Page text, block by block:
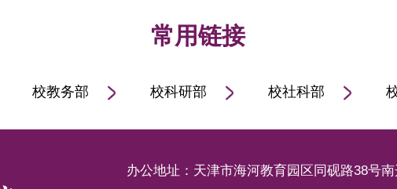
常用链接
校教务部 校科研部 校社科部
办公地址：天津市海河教育园区同砚路38号